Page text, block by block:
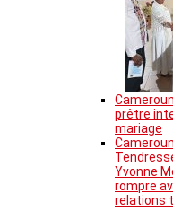
prêtre
mariage
Yvonne
rompre
relations